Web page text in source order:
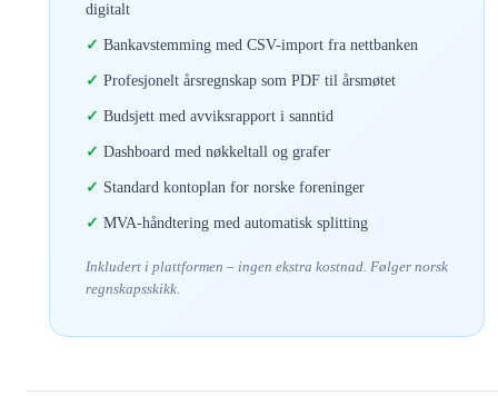
digitalt
Bankavstemming med CSV-import fra nettbanken
Profesjonelt årsregnskap som PDF til årsmøtet
Budsjett med avviksrapport i sanntid
Dashboard med nøkkeltall og grafer
Standard kontoplan for norske foreninger
MVA-håndtering med automatisk splitting
Inkludert i plattformen – ingen ekstra kostnad. Følger norsk
regnskapsskikk.